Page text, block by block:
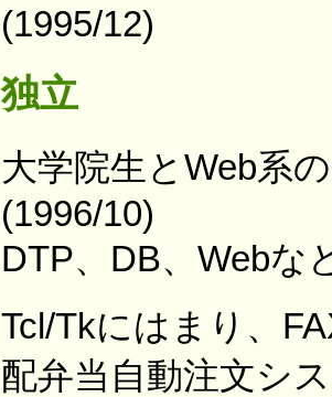
(1995/12)
独立
大学院生とWeb系
(1996/10)
DTP、DB、Webな
Tcl/Tkにはまり、
配弁当自動注文シ